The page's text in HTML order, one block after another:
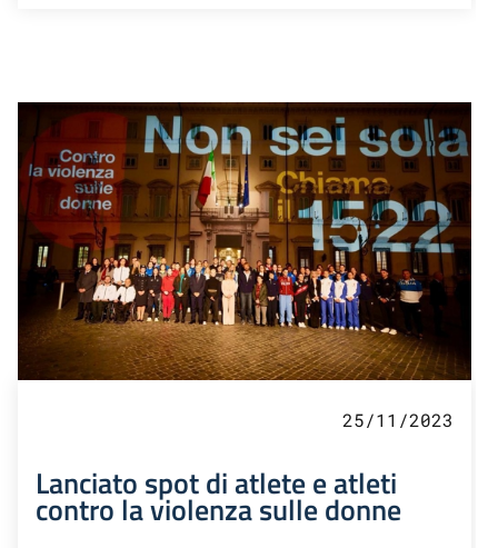
25/11/2023
Lanciato spot di atlete e atleti
contro la violenza sulle donne